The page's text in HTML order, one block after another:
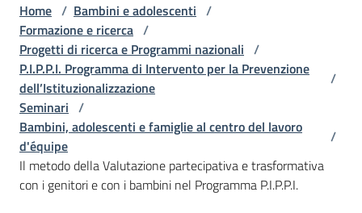
Accoglienza,
tutela
e
sostegno
Adolescenza
Centri
Home / Bambini e adolescenti /
Formazione e ricerca /
Progetti di ricerca e Programmi nazionali /
P.I.P.P.I. Programma di Intervento per la Prevenzione
dell’Istituzionalizzazione
/
Seminari /
Bambini, adolescenti e famiglie al centro del lavoro
d'équipe
/
Il metodo della Valutazione partecipativa e trasformativa
con i genitori e con i bambini nel Programma P.I.P.P.I.